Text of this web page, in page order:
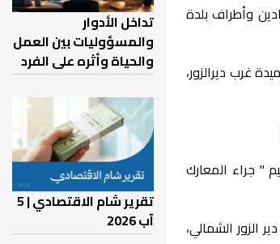
وأطراف بلدة
غرب ديرالزور،
" جراء المعارك
الزور الشمالي،
تداخل الأدوار
والمسؤوليات بين العمل
والحياة وأثره على الفرد
تقرير شام الاقتصادي | 5
آب 2026